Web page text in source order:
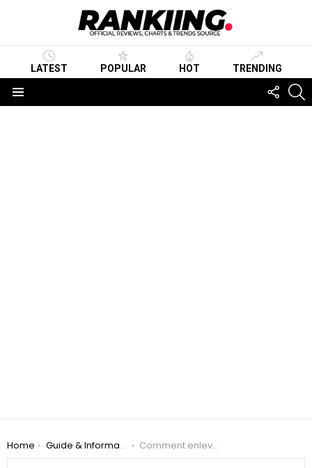
LATEST POPULAR HOT TRENDING
US
You are here:
Home Guide & Informations Comment enlever de la colle sur un CD ?